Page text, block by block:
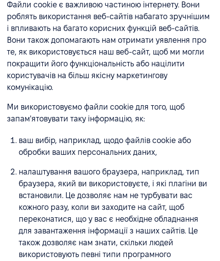
Файли cookie є важливою частиною інтернету. Вони
роблять використання веб-сайтів набагато зручнішим
і впливають на багато корисних функцій веб-сайтів.
Вони також допомагають нам отримати уявлення про
те, як використовується наш веб-сайт, щоб ми могли
покращити його функціональність або націлити
користувачів на більш якісну маркетингову
комунікацію.
Ми використовуємо файли cookie для того, щоб
запам'ятовувати таку інформацію, як:
ваш вибір, наприклад, щодо файлів cookie або
обробки ваших персональних даних,
налаштування вашого браузера, наприклад, тип
браузера, який ви використовуєте, і які плагіни ви
встановили. Це дозволяє нам не турбувати вас
кожного разу, коли ви заходите на сайт, щоб
переконатися, що у вас є необхідне обладнання
для завантаження інформації з наших сайтів. Це
також дозволяє нам знати, скільки людей
використовують певні типи програмного